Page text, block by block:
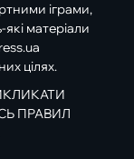
іграми,
матеріали
цілях.
ПРАВИЛ